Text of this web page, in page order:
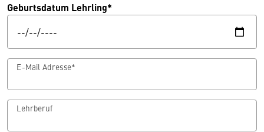
Geburtsdatum Lehrling*
E-Mail Adresse*
Lehrberuf